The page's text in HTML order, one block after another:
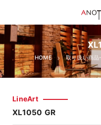
HOME 取り扱い商品
LineArt
XL1050 GR